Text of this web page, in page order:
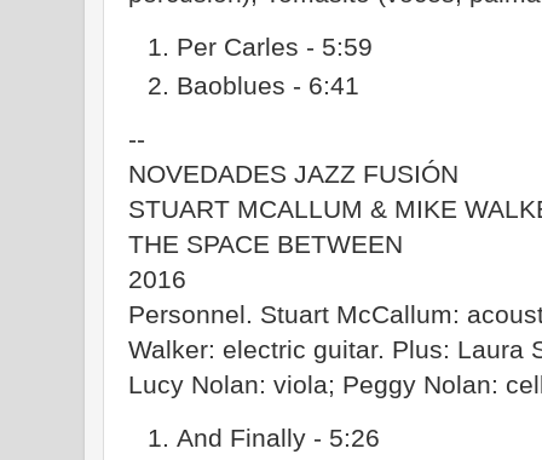
Per Carles - 5:59
Baoblues - 6:41
--
NOVEDADES JAZZ FUSIÓN
STUART MCALLUM & MIKE
THE SPACE BETWEEN
2016
Personnel. Stuart McCallum:
Walker: electric guitar. Plus: Laura
Lucy Nolan: viola; Peggy Nolan:
And Finally - 5:26